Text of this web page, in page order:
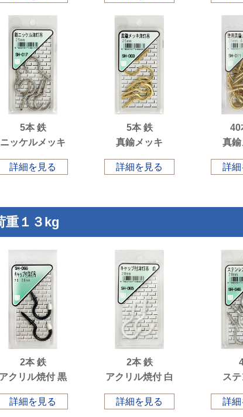
5本 鉄
ニッケルメッキ
詳細を見る
5本 鉄
真鍮メッキ
詳細を見る
40
真鍮
詳細
重１３kg
2本 鉄
クリル焼付 黒
詳細を見る
2本 鉄
アクリル焼付 白
詳細を見る
ス
詳細